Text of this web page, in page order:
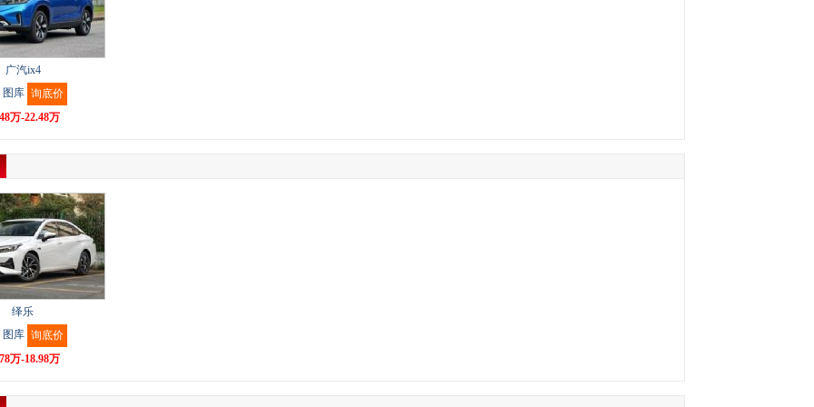
广汽ix4
图库 询底价
万-22.48万
绎乐
图库 询底价
万-18.98万